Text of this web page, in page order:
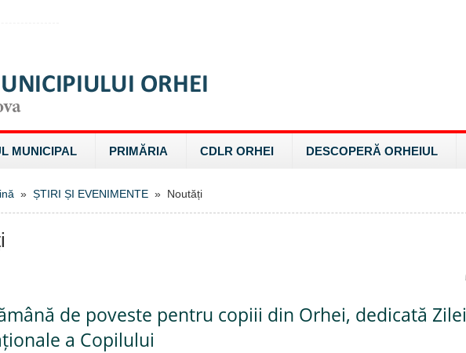
MUNICIPAL PRIMĂRIA CDLR ORHEI DESCOPERĂ ORHEIUL
» ȘTIRI ȘI EVENIMENTE » Noutăți
de poveste pentru copiii din Orhei, dedicată Zilei
a Copilului